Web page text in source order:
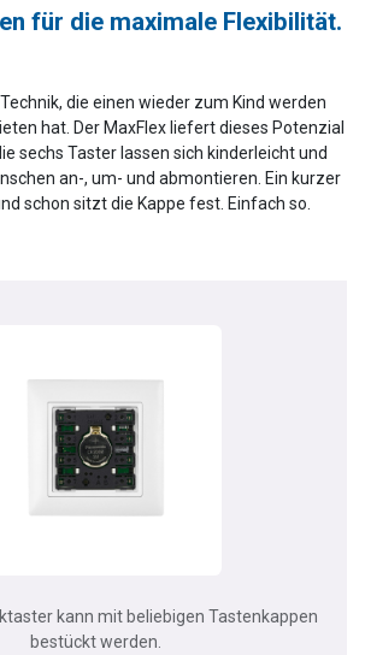
für die maximale Flexibilität.
die einen wieder zum Kind werden
hat. Der MaxFlex liefert dieses Potenzial
sechs Taster lassen sich kinderleicht und
an-, um- und abmontieren. Ein kurzer
schon sitzt die Kappe fest. Einfach so.
kann mit beliebigen Tastenkappen
bestückt werden.